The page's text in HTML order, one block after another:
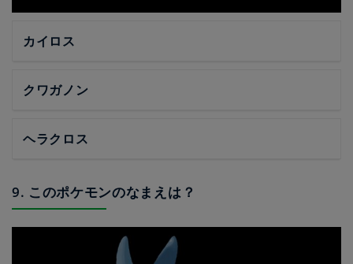
カイロス
クワガノン
ヘラクロス
9. このポケモンのなまえは？